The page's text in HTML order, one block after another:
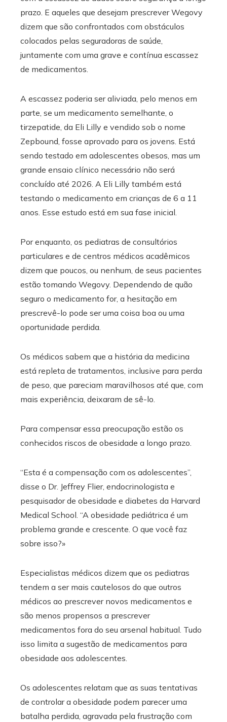
prazo. E aqueles que desejam prescrever Wegovy
dizem que são confrontados com obstáculos
colocados pelas seguradoras de saúde,
juntamente com uma grave e contínua escassez
de medicamentos.
A escassez poderia ser aliviada, pelo menos em
parte, se um medicamento semelhante, o
tirzepatide, da Eli Lilly e vendido sob o nome
Zepbound, fosse aprovado para os jovens. Está
sendo testado em adolescentes obesos, mas um
grande ensaio clínico necessário não será
concluído até 2026. A Eli Lilly também está
testando o medicamento em crianças de 6 a 11
anos. Esse estudo está em sua fase inicial.
Por enquanto, os pediatras de consultórios
particulares e de centros médicos acadêmicos
dizem que poucos, ou nenhum, de seus pacientes
estão tomando Wegovy. Dependendo de quão
seguro o medicamento for, a hesitação em
prescrevê-lo pode ser uma coisa boa ou uma
oportunidade perdida.
Os médicos sabem que a história da medicina
está repleta de tratamentos, inclusive para perda
de peso, que pareciam maravilhosos até que, com
mais experiência, deixaram de sê-lo.
Para compensar essa preocupação estão os
conhecidos riscos de obesidade a longo prazo.
“Esta é a compensação com os adolescentes”,
disse o Dr. Jeffrey Flier, endocrinologista e
pesquisador de obesidade e diabetes da Harvard
Medical School. “A obesidade pediátrica é um
problema grande e crescente. O que você faz
sobre isso?»
Especialistas médicos dizem que os pediatras
tendem a ser mais cautelosos do que outros
médicos ao prescrever novos medicamentos e
são menos propensos a prescrever
medicamentos fora do seu arsenal habitual. Tudo
isso limita a sugestão de medicamentos para
obesidade aos adolescentes.
Os adolescentes relatam que as suas tentativas
de controlar a obesidade podem parecer uma
batalha perdida, agravada pela frustração com